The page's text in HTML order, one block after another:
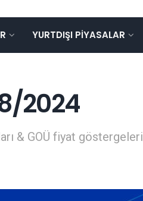
YURTDIŞI PIYASALAR
2024
& GOÜ fiyat göstergeleri